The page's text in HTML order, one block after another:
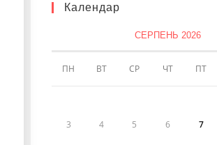
Календар
СЕРПЕНЬ 2026
ПН ВТ СР ЧТ ПТ
3 4 5 6 7